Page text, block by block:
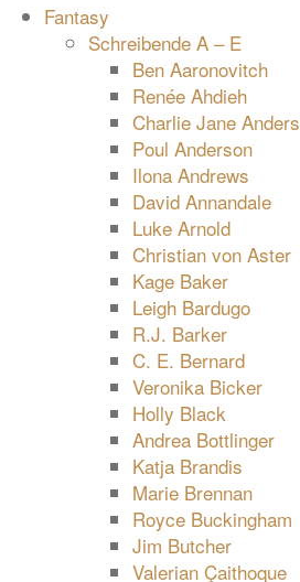
Fantasy
Schreibende A – E
Ben Aaronovitch
Renée Ahdieh
Charlie Jane Anders
Poul Anderson
Ilona Andrews
David Annandale
Luke Arnold
Christian von Aster
Kage Baker
Leigh Bardugo
R.J. Barker
C. E. Bernard
Veronika Bicker
Holly Black
Andrea Bottlinger
Katja Brandis
Marie Brennan
Royce Buckingham
Jim Butcher
Valerian Çaithoque